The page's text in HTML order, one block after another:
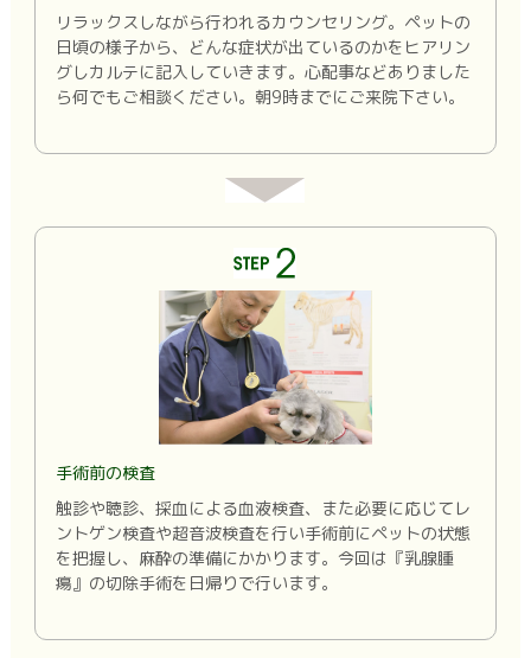
リラックスしながら行われるカウンセリング。ペットの
日頃の様子から、どんな症状が出ているのかをヒアリン
グしカルテに記入していきます。心配事などありました
ら何でもご相談ください。朝9時までにご来院下さい。
手術前の検査
触診や聴診、採血による血液検査、また必要に応じてレ
ントゲン検査や超音波検査を行い手術前にペットの状態
を把握し、麻酔の準備にかかります。今回は『乳腺腫
瘍』の切除手術を日帰りで行います。